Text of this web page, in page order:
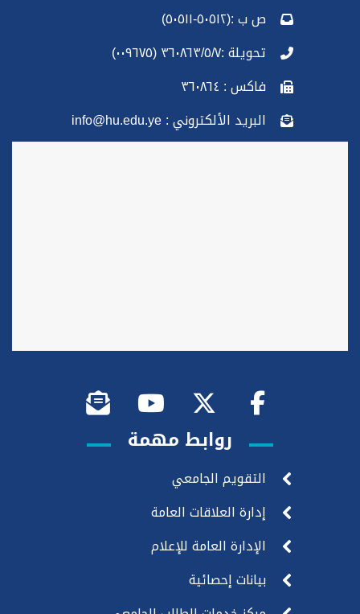
ص ب :(٥٠٥١٢-٥٠٥١١)
تحويلة :٣٦٠٨٦٣/٥/٧ (٠٠٩٦٧٥)
فاكس : ٣٦٠٨٦٤
البريد الألكتروني : info@hu.edu.ye
روابط مهمة
التقويم الجامعي
إدارة العلاقات العامة
الإدارة العامة للإعلام
بيانات إحصائية